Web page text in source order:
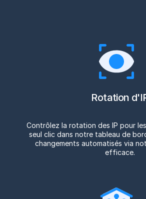
Rotation
Contrôlez la rotation des IP pour
seul clic dans notre tableau de
changements automatisés via
efficace.